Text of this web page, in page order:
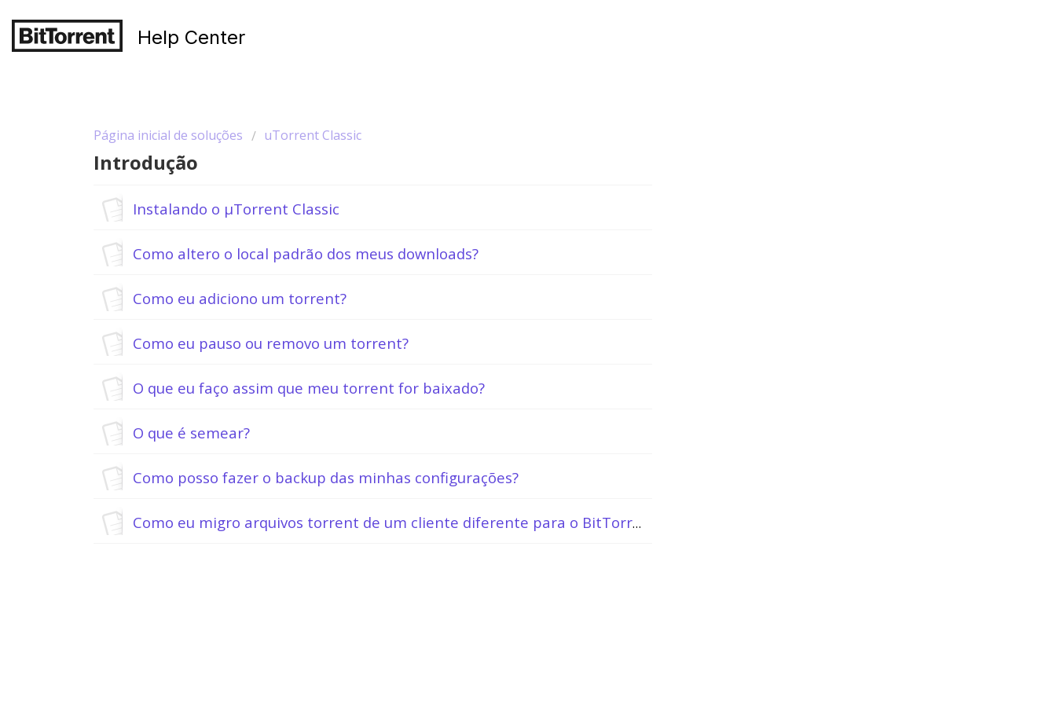
Help Center
Página inicial de soluções uTorrent Classic
Introdução
Instalando o µTorrent Classic
Como altero o local padrão dos meus downloads?
Como eu adiciono um torrent?
Como eu pauso ou removo um torrent?
O que eu faço assim que meu torrent for baixado?
O que é semear?
Como posso fazer o backup das minhas configurações?
Como eu migro arquivos torrent de um cliente diferente para o BitTorrent?